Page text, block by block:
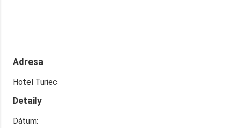
Adresa
Hotel Turiec
Detaily
Dátum: